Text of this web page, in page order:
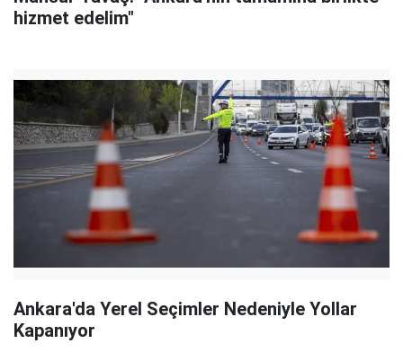
hizmet edelim"
Ankara'da Yerel Seçimler Nedeniyle Yollar
Kapanıyor